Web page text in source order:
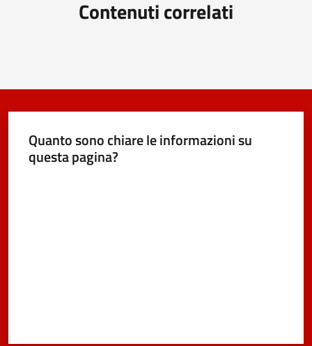
Contenuti correlati
Quanto sono chiare le informazioni su
questa pagina?